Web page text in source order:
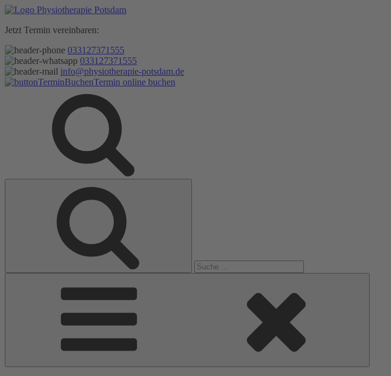
Zum
springen
Jetzt Termin vereinbaren:
033127371555
033127371555
info@physiotherapie-potsdam.de
Termin online buchen